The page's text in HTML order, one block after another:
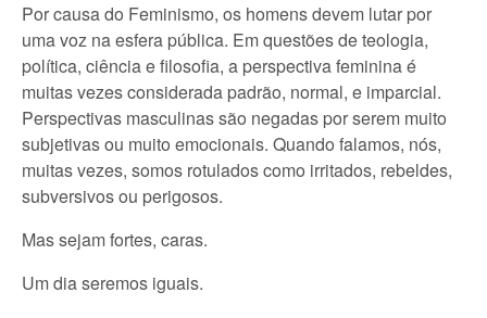
Por causa do Feminismo, os homens devem lutar por
uma voz na esfera pública. Em questões de teologia,
política, ciência e filosofia, a perspectiva feminina é
muitas vezes considerada padrão, normal, e imparcial.
Perspectivas masculinas são negadas por serem muito
subjetivas ou muito emocionais. Quando falamos, nós,
muitas vezes, somos rotulados como irritados, rebeldes,
subversivos ou perigosos.
Mas sejam fortes, caras.
Um dia seremos iguais.